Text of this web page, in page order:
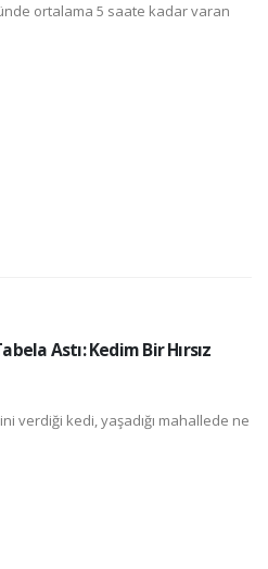
ortalama 5 saate kadar varan
Astı: Kedim Bir Hırsız
verdiği kedi, yaşadığı mahallede ne